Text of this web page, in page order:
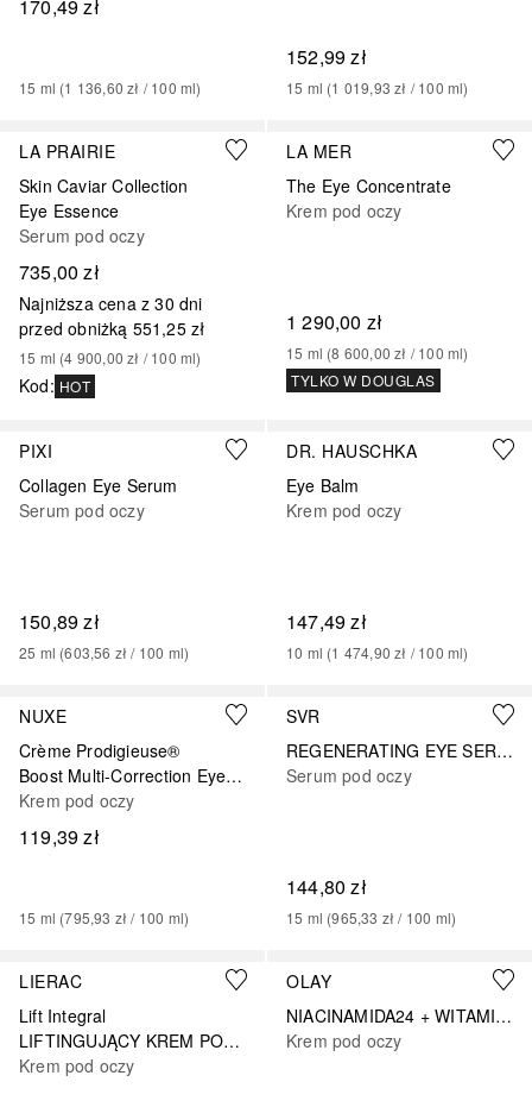
170,49 zł
15 ml (1 136,60 zł / 100 ml)
152,99 zł
15 ml (1 019,93 zł / 100 ml)
LA PRAIRIE
Skin Caviar Collection
Eye Essence
Serum pod oczy
735,00 zł
Najniższa cena z 30 dni
przed obniżką 551,25 zł
15 ml (4 900,00 zł / 100 ml)
Kod: HOT
Sponsorowany
LA MER
The Eye Concentrate
Krem pod oczy
1 290,00 zł
15 ml (8 600,00 zł / 100 ml)
TYLKO W DOUGLAS
Sponsorowany
PIXI
Collagen Eye Serum
Serum pod oczy
150,89 zł
25 ml (603,56 zł / 100 ml)
DR. HAUSCHKA
Eye Balm
Krem pod oczy
147,49 zł
10 ml (1 474,90 zł / 100 ml)
NUXE
Crème Prodigieuse®
Boost Multi-Correction Eye Balm Gel
Krem pod oczy
119,39 zł
15 ml (795,93 zł / 100 ml)
SVR
REGENERATING EYE SERUM
Serum pod oczy
144,80 zł
15 ml (965,33 zł / 100 ml)
LIERAC
Lift Integral
LIFTINGUJĄCY KREM POD OCZY
Krem pod oczy
OLAY
NIACINAMIDA24 + WITAMINA E Krem pod oczy pod oczy
Krem pod oczy